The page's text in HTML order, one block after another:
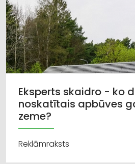
Eksperts skaidro - ko
noskatītais apbūves
zeme?
Reklāmraksts